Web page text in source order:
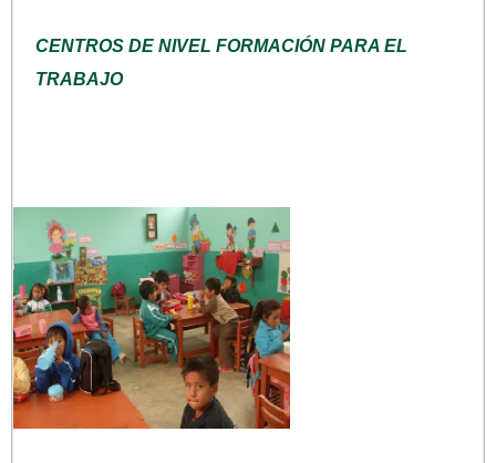
CENTROS DE NIVEL FORMACIÓN PARA EL
TRABAJO